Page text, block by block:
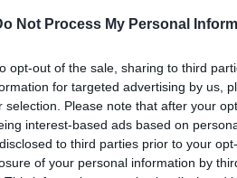
Not Process My Personal
opt-out of the sale, sharing to third
for targeted advertising by us,
selection. Please note that after your
interest-based ads based on
to third parties prior to your
of your personal information by
daļa
05.08.2026 Aktuālais
karadarbību Ukrainā 2.
5. augusts